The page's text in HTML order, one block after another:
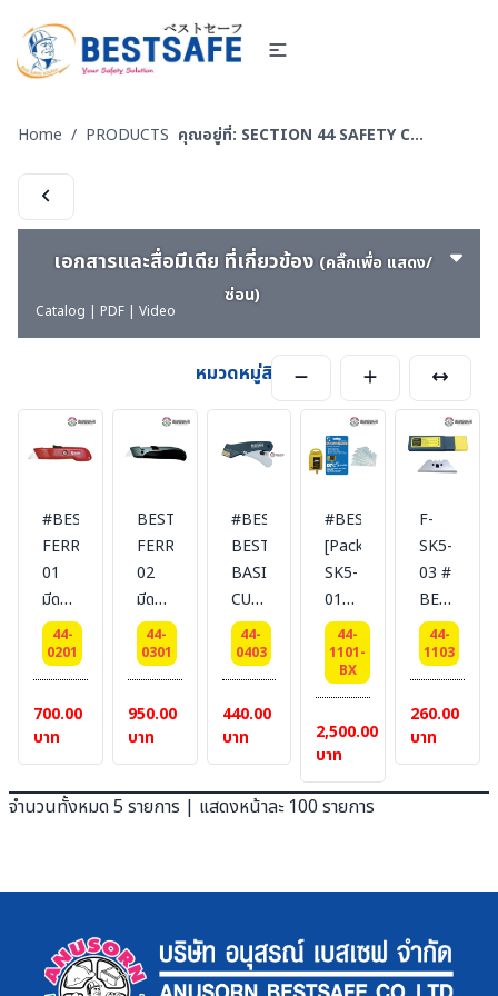
Home / PRODUCTS คุณอยู่ที่: SECTION 44 SAFETY CUTTER - มีดคัทเตอร์นิรภัย กรรไกรนิรภัย และอุปกรณ์ตัดทั่วไป
เอกสารและสื่อมีเดีย ที่เกี่ยวข้อง (คลิ๊กเพื่อ แสดง/
ซ่อน)
Catalog | PDF | Video
หมวดหมู่สินค้า
#BESTSAFE
FERRET
01
มีดคัท
เตอร์
นิรภัย
44-
0201
700.00
บาท
BESTSAF
FERRET
02
มีดคัท
เตอร์
นิรภัย
AUTO
REFLECT
44-
0301
950.00
บาท
#BESTSAFE
BEST
BASIC
CUT
03
มีด
คัต
เตอร์
นิรภัย
44-
0403
440.00
บาท
#BESTSAFE
[Packging]F-
SK5-
01
HEAVY
DUTY
ใบมีด
นิรภัย
แบบ
ตรง :
100
Pcs
FERRET
44-
1101-
BX
2,500.00
บาท
F-
SK5-
03 #
BESTSAFE
ใบมีด
คัต
เตอร์
ที่ใช้
สำหรับ
รุ่น
BEST
[Easy
[1
แพ็ค
44-
1103
260.00
บาท
จำนวนทั้งหมด 5 รายการ | แสดงหน้าละ 100 รายการ